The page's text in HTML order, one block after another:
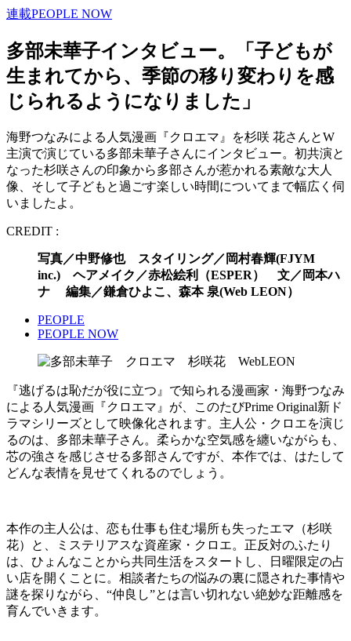
連載PEOPLE NOW
多部未華子インタビュー。「子どもが
生まれてから、季節の移り変わりを感
じられるようになりました」
海野つなみによる人気漫画『クロエマ』を杉咲 花さんとW
主演で演じている多部未華子さんにインタビュー。初共演と
なった杉咲さんの印象から多部さんが惹かれる素敵な大人
像、そして子どもと過ごす楽しい時間についてまで幅広く伺
いましたよ。
CREDIT :
写真／中野修也 スタイリング／岡村春輝(FJYM
inc.) ヘアメイク／赤松絵利（ESPER） 文／岡本ハ
ナ 編集／鎌倉ひよこ、森本 泉(Web LEON）
PEOPLE
PEOPLE NOW
『逃げるは恥だが役に立つ』で知られる漫画家・海野つなみ
による人気漫画『クロエマ』が、このたびPrime Original新ド
ラマシリーズとして映像化されます。主人公・クロエを演じ
るのは、多部未華子さん。柔らかな空気感を纏いながらも、
芯の強さを感じさせる多部さんですが、本作では、はたして
どんな表情を見せてくれるのでしょう。
本作の主人公は、恋も仕事も住む場所も失ったエマ（杉咲
花）と、ミステリアスな資産家・クロエ。正反対のふたり
は、ひょんなことから共同生活をスタートし、日曜限定の占
い店を開くことに。相談者たちの悩みの裏に隠された事情や
謎を探りながら、“仲良し”とは言い切れない絶妙な距離感を
育んでいきます。